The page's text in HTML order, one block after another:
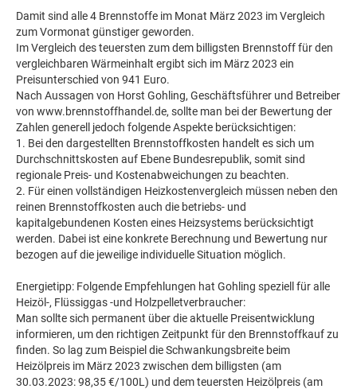
Damit sind alle 4 Brennstoffe im Monat März 2023 im Vergleich
zum Vormonat günstiger geworden.
Im Vergleich des teuersten zum dem billigsten Brennstoff für den
vergleichbaren Wärmeinhalt ergibt sich im März 2023 ein
Preisunterschied von 941 Euro.
Nach Aussagen von Horst Gohling, Geschäftsführer und Betreiber
von www.brennstoffhandel.de, sollte man bei der Bewertung der
Zahlen generell jedoch folgende Aspekte berücksichtigen:
1. Bei den dargestellten Brennstoffkosten handelt es sich um
Durchschnittskosten auf Ebene Bundesrepublik, somit sind
regionale Preis- und Kostenabweichungen zu beachten.
2. Für einen vollständigen Heizkostenvergleich müssen neben den
reinen Brennstoffkosten auch die betriebs- und
kapitalgebundenen Kosten eines Heizsystems berücksichtigt
werden. Dabei ist eine konkrete Berechnung und Bewertung nur
bezogen auf die jeweilige individuelle Situation möglich.
Energietipp: Folgende Empfehlungen hat Gohling speziell für alle
Heizöl-, Flüssiggas -und Holzpelletverbraucher:
Man sollte sich permanent über die aktuelle Preisentwicklung
informieren, um den richtigen Zeitpunkt für den Brennstoffkauf zu
finden. So lag zum Beispiel die Schwankungsbreite beim
Heizölpreis im März 2023 zwischen dem billigsten (am
30.03.2023: 98,35 €/100L) und dem teuersten Heizölpreis (am